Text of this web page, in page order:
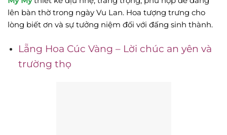
lên bàn thờ trong ngày Vu Lan. Hoa tượng trưng cho
lòng biết ơn và sự tưởng niệm đối với đấng sinh thành.
Lẵng Hoa Cúc Vàng – Lời chúc an yên và
trường thọ